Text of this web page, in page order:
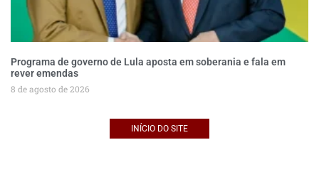
Programa de governo de Lula aposta em soberania e fala em
rever emendas
8 de agosto de 2026
INÍCIO DO SITE